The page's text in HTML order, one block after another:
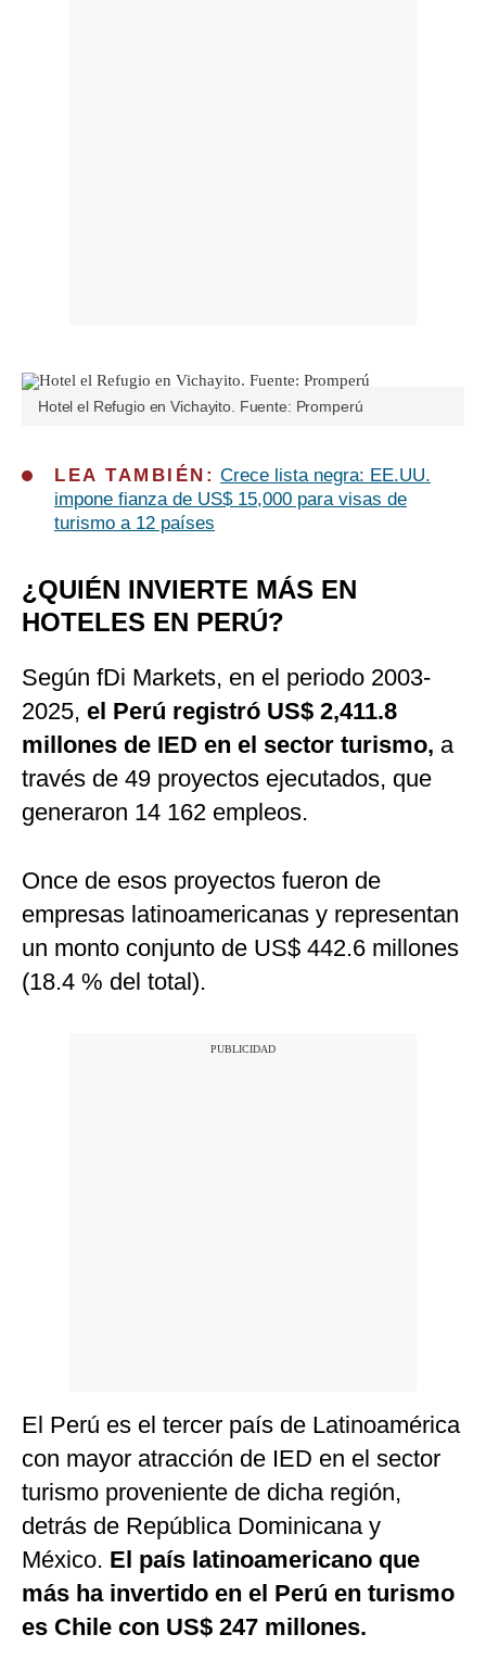
Hotel el Refugio en Vichayito. Fuente: Promperú
LEA TAMBIÉN: Crece lista negra: EE.UU.
impone fianza de US$ 15,000 para visas de
turismo a 12 países
¿QUIÉN INVIERTE MÁS EN
HOTELES EN PERÚ?
Según fDi Markets, en el periodo 2003-
2025, el Perú registró US$ 2,411.8
millones de IED en el sector turismo, a
través de 49 proyectos ejecutados, que
generaron 14 162 empleos.
Once de esos proyectos fueron de
empresas latinoamericanas y representan
un monto conjunto de US$ 442.6 millones
(18.4 % del total).
El Perú es el tercer país de Latinoamérica
con mayor atracción de IED en el sector
turismo proveniente de dicha región,
detrás de República Dominicana y
México. El país latinoamericano que
más ha invertido en el Perú en turismo
es Chile con US$ 247 millones.